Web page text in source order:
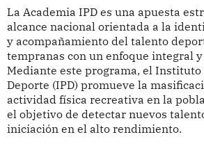
La Academia IPD es una apuesta
alcance nacional orientada a la
y acompañamiento del talento
tempranas con un enfoque integral
Mediante este programa, el Instituto
Deporte (IPD) promueve la
actividad física recreativa en la
el objetivo de detectar nuevos
iniciación en el alto rendimiento.